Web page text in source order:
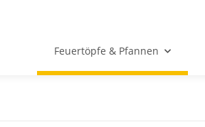
Feuertöpfe & Pfannen